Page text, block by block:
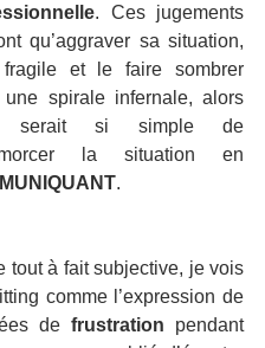
. Ces jugements
qu’aggraver sa situation,
et le faire sombrer
une spirale infernale, alors
serait si simple de
.
tout à fait subjective, je vois
comme l’expression de
de frustration pendant